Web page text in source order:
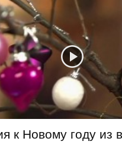
к Новому году из